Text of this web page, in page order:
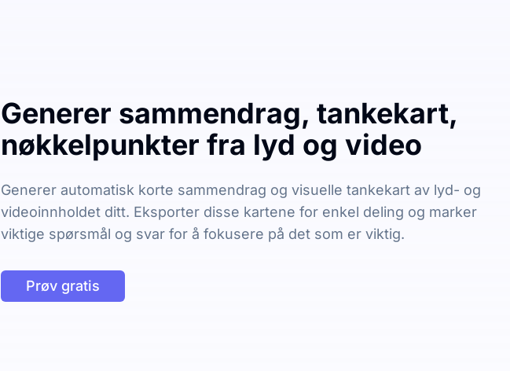
Generer sammendrag, tankekart,
nøkkelpunkter fra lyd og video
Generer automatisk korte sammendrag og visuelle tankekart av lyd- og
videoinnholdet ditt. Eksporter disse kartene for enkel deling og marker
viktige spørsmål og svar for å fokusere på det som er viktig.
Prøv gratis